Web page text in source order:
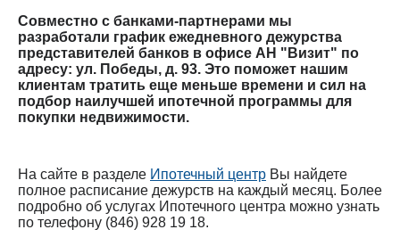
Совместно с банками-партнерами мы
разработали график ежедневного дежурства
представителей банков в офисе АН "Визит" по
адресу: ул. Победы, д. 93. Это поможет нашим
клиентам тратить еще меньше времени и сил на
подбор наилучшей ипотечной программы для
покупки недвижимости.
На сайте в разделе Ипотечный центр Вы найдете
полное расписание дежурств на каждый месяц. Более
подробно об услугах Ипотечного центра можно узнать
по телефону (846) 928 19 18.